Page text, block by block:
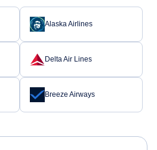
Alaska Airlines
Delta Air Lines
Breeze Airways